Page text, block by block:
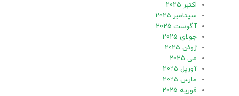
اکتبر 2025
سپتامبر 2025
آگوست 2025
جولای 2025
ژوئن 2025
می 2025
آوریل 2025
مارس 2025
فوریه 2025